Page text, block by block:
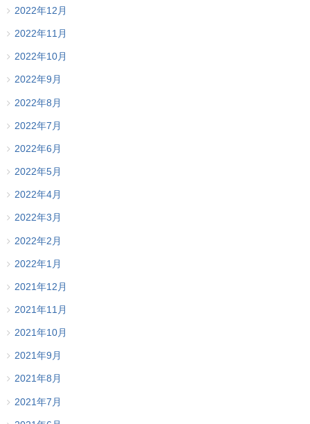
2022年12月
2022年11月
2022年10月
2022年9月
2022年8月
2022年7月
2022年6月
2022年5月
2022年4月
2022年3月
2022年2月
2022年1月
2021年12月
2021年11月
2021年10月
2021年9月
2021年8月
2021年7月